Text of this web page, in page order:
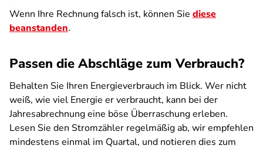
Wenn Ihre Rechnung falsch ist, können Sie diese
beanstanden.
Passen die Abschläge zum Verbrauch?
Behalten Sie Ihren Energieverbrauch im Blick. Wer nicht
weiß, wie viel Energie er verbraucht, kann bei der
Jahresabrechnung eine böse Überraschung erleben.
Lesen Sie den Stromzähler regelmäßig ab, wir empfehlen
mindestens einmal im Quartal, und notieren dies zum